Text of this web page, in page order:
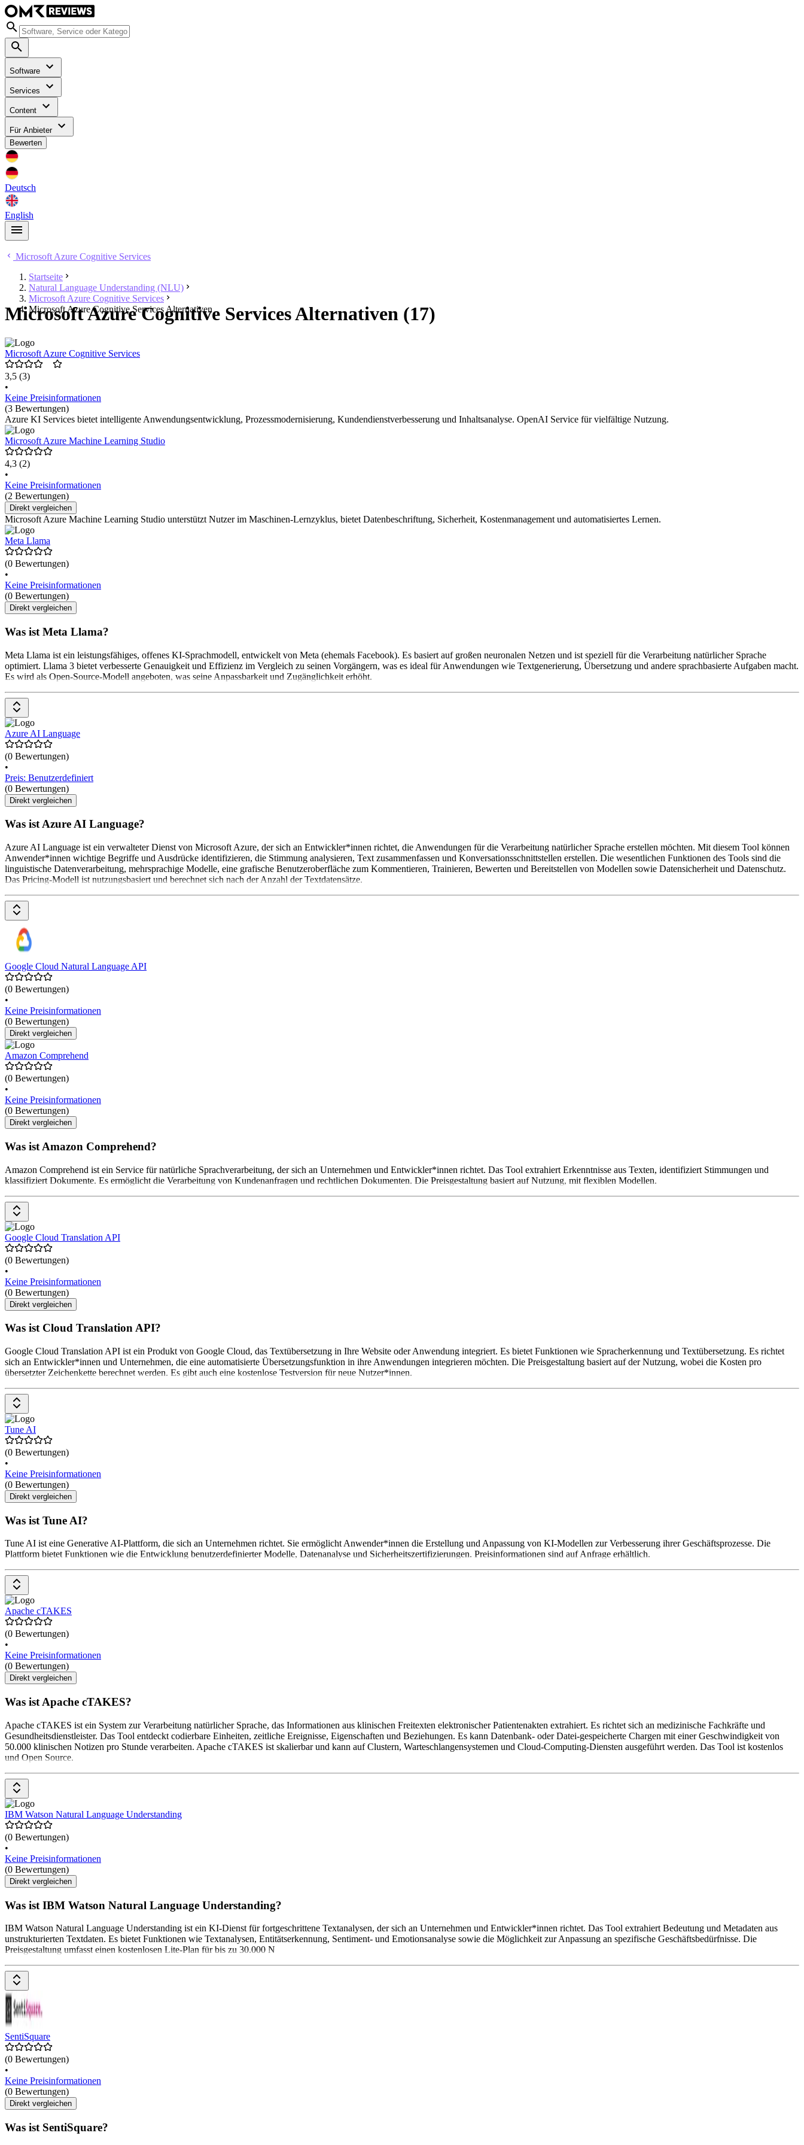
Software
Services
Content
Für Anbieter
Bewerten
Deutsch
English
Microsoft Azure Cognitive Services
Startseite
Natural Language Understanding (NLU)
Microsoft Azure Cognitive Services
Microsoft Azure Cognitive Services Alternativen
Microsoft Azure Cognitive Services Alternativen (17)
Microsoft Azure Cognitive Services
3,5 (3)
•
Keine Preisinformationen
(3 Bewertungen)
Azure KI Services bietet intelligente Anwendungsentwicklung, Prozessmodernisierung, Kundendienstverbesserung und Inhaltsanalyse. OpenAI Service für vielfältige Nutzung.
Microsoft Azure Machine Learning Studio
4,3 (2)
•
Keine Preisinformationen
(2 Bewertungen)
Direkt vergleichen
Microsoft Azure Machine Learning Studio unterstützt Nutzer im Maschinen-Lernzyklus, bietet Datenbeschriftung, Sicherheit, Kostenmanagement und automatisiertes Lernen.
Meta Llama
(0 Bewertungen)
•
Keine Preisinformationen
(0 Bewertungen)
Direkt vergleichen
Was ist Meta Llama?
Meta Llama ist ein leistungsfähiges, offenes KI-Sprachmodell, entwickelt von Meta (ehemals Facebook). Es basiert auf großen neuronalen Netzen und ist speziell für die Verarbeitung natürlicher Sprache
optimiert. Llama 3 bietet verbesserte Genauigkeit und Effizienz im Vergleich zu seinen Vorgängern, was es ideal für Anwendungen wie Textgenerierung, Übersetzung und andere sprachbasierte Aufgaben macht.
Es wird als Open-Source-Modell angeboten, was seine Anpassbarkeit und Zugänglichkeit erhöht.
Azure AI Language
(0 Bewertungen)
•
Preis: Benutzerdefiniert
(0 Bewertungen)
Direkt vergleichen
Was ist Azure AI Language?
Azure AI Language ist ein verwalteter Dienst von Microsoft Azure, der sich an Entwickler*innen richtet, die Anwendungen für die Verarbeitung natürlicher Sprache erstellen möchten. Mit diesem Tool können
Anwender*innen wichtige Begriffe und Ausdrücke identifizieren, die Stimmung analysieren, Text zusammenfassen und Konversationsschnittstellen erstellen. Die wesentlichen Funktionen des Tools sind die
linguistische Datenverarbeitung, mehrsprachige Modelle, eine grafische Benutzeroberfläche zum Kommentieren, Trainieren, Bewerten und Bereitstellen von Modellen sowie Datensicherheit und Datenschutz.
Das Pricing-Modell ist nutzungsbasiert und berechnet sich nach der Anzahl der Textdatensätze.
Google Cloud Natural Language API
(0 Bewertungen)
•
Keine Preisinformationen
(0 Bewertungen)
Direkt vergleichen
Amazon Comprehend
(0 Bewertungen)
•
Keine Preisinformationen
(0 Bewertungen)
Direkt vergleichen
Was ist Amazon Comprehend?
Amazon Comprehend ist ein Service für natürliche Sprachverarbeitung, der sich an Unternehmen und Entwickler*innen richtet. Das Tool extrahiert Erkenntnisse aus Texten, identifiziert Stimmungen und
klassifiziert Dokumente. Es ermöglicht die Verarbeitung von Kundenanfragen und rechtlichen Dokumenten. Die Preisgestaltung basiert auf Nutzung, mit flexiblen Modellen.
Google Cloud Translation API
(0 Bewertungen)
•
Keine Preisinformationen
(0 Bewertungen)
Direkt vergleichen
Was ist Cloud Translation API?
Google Cloud Translation API ist ein Produkt von Google Cloud, das Textübersetzung in Ihre Website oder Anwendung integriert. Es bietet Funktionen wie Spracherkennung und Textübersetzung. Es richtet
sich an Entwickler*innen und Unternehmen, die eine automatisierte Übersetzungsfunktion in ihre Anwendungen integrieren möchten. Die Preisgestaltung basiert auf der Nutzung, wobei die Kosten pro
übersetzter Zeichenkette berechnet werden. Es gibt auch eine kostenlose Testversion für neue Nutzer*innen.
Tune AI
(0 Bewertungen)
•
Keine Preisinformationen
(0 Bewertungen)
Direkt vergleichen
Was ist Tune AI?
Tune AI ist eine Generative AI-Plattform, die sich an Unternehmen richtet. Sie ermöglicht Anwender*innen die Erstellung und Anpassung von KI-Modellen zur Verbesserung ihrer Geschäftsprozesse. Die
Plattform bietet Funktionen wie die Entwicklung benutzerdefinierter Modelle, Datenanalyse und Sicherheitszertifizierungen. Preisinformationen sind auf Anfrage erhältlich.
Apache cTAKES
(0 Bewertungen)
•
Keine Preisinformationen
(0 Bewertungen)
Direkt vergleichen
Was ist Apache cTAKES?
Apache cTAKES ist ein System zur Verarbeitung natürlicher Sprache, das Informationen aus klinischen Freitexten elektronischer Patientenakten extrahiert. Es richtet sich an medizinische Fachkräfte und
Gesundheitsdienstleister. Das Tool entdeckt codierbare Einheiten, zeitliche Ereignisse, Eigenschaften und Beziehungen. Es kann Datenbank- oder Datei-gespeicherte Chargen mit einer Geschwindigkeit von
50.000 klinischen Notizen pro Stunde verarbeiten. Apache cTAKES ist skalierbar und kann auf Clustern, Warteschlangensystemen und Cloud-Computing-Diensten ausgeführt werden. Das Tool ist kostenlos
und Open Source.
IBM Watson Natural Language Understanding
(0 Bewertungen)
•
Keine Preisinformationen
(0 Bewertungen)
Direkt vergleichen
Was ist IBM Watson Natural Language Understanding?
IBM Watson Natural Language Understanding ist ein KI-Dienst für fortgeschrittene Textanalysen, der sich an Unternehmen und Entwickler*innen richtet. Das Tool extrahiert Bedeutung und Metadaten aus
unstrukturierten Textdaten. Es bietet Funktionen wie Textanalysen, Entitätserkennung, Sentiment- und Emotionsanalyse sowie die Möglichkeit zur Anpassung an spezifische Geschäftsbedürfnisse. Die
Preisgestaltung umfasst einen kostenlosen Lite-Plan für bis zu 30.000 N
SentiSquare
(0 Bewertungen)
•
Keine Preisinformationen
(0 Bewertungen)
Direkt vergleichen
Was ist SentiSquare?